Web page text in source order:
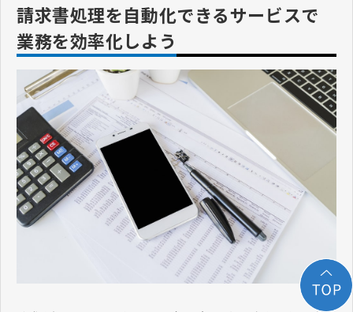
請求書処理を自動化できるサービスで
業務を効率化しよう